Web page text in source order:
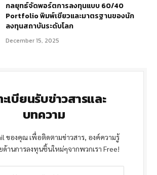
กลยุทธ์จัดพอร์ตการลงทุนแบบ 60/40
Portfolio พิมพ์เขียวและมาตรฐานของนัก
ลงทุนสถาบันระดับโลก
December 15, 2025
เบียนรับข่าวสารและ
บทความ
ของคุณ เพื่อติดตามข่าวสาร, องค์ความรู้
ด้านการลงทุนชิ้นใหม่ๆจากพวกเรา Free!